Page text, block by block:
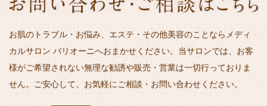
お肌のトラブル・お悩み、エステ・その他美容のことならメディ
カルサロン バリオーニへおまかせください。当サロンでは、お客
様がご希望されない無理な勧誘や販売・営業は一切行っておりま
せん。ご安心して、お気軽にご相談・お問い合わせください。